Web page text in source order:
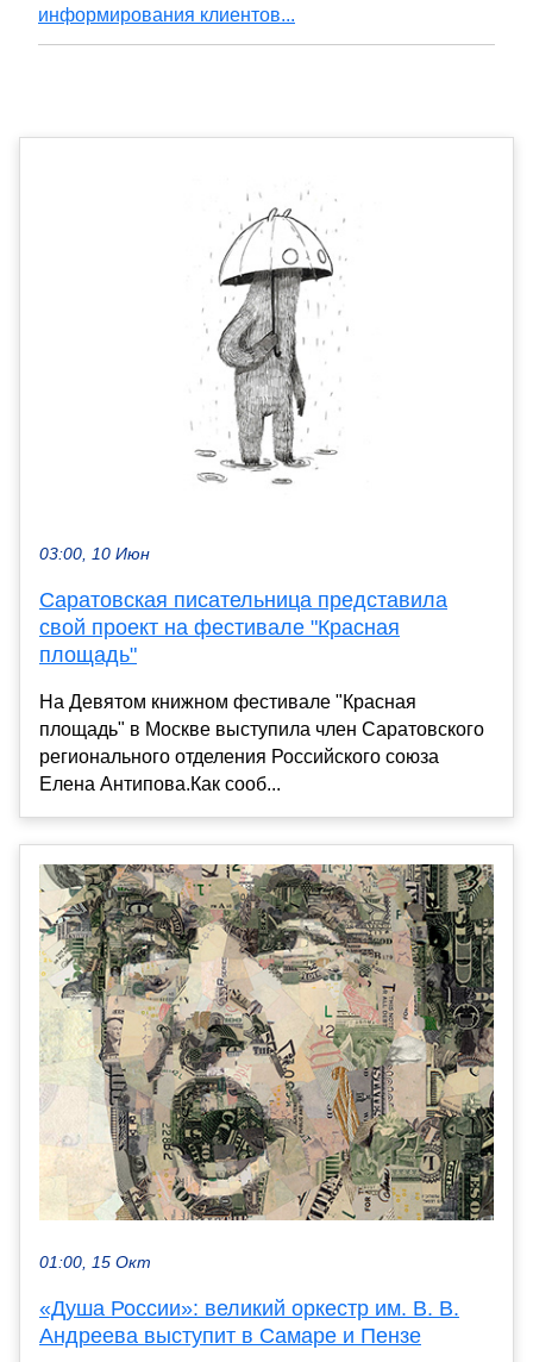
информирования клиентов...
03:00, 10 Июн
Саратовская писательница представила
свой проект на фестивале "Красная
площадь"
На Девятом книжном фестивале "Красная
площадь" в Москве выступила член Саратовского
регионального отделения Российского союза
Елена Антипова.Как сооб...
01:00, 15 Окт
«Душа России»: великий оркестр им. В. В.
Андреева выступит в Самаре и Пензе